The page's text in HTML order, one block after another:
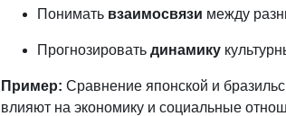
Понимать взаимосвязи между
Прогнозировать динамику
Пример: Сравнение японской и
влияют на экономику и социальные